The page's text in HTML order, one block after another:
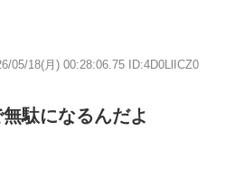
05/18(月) 00:28:06.75 ID:4D0LlICZ0
駄になるんだよ